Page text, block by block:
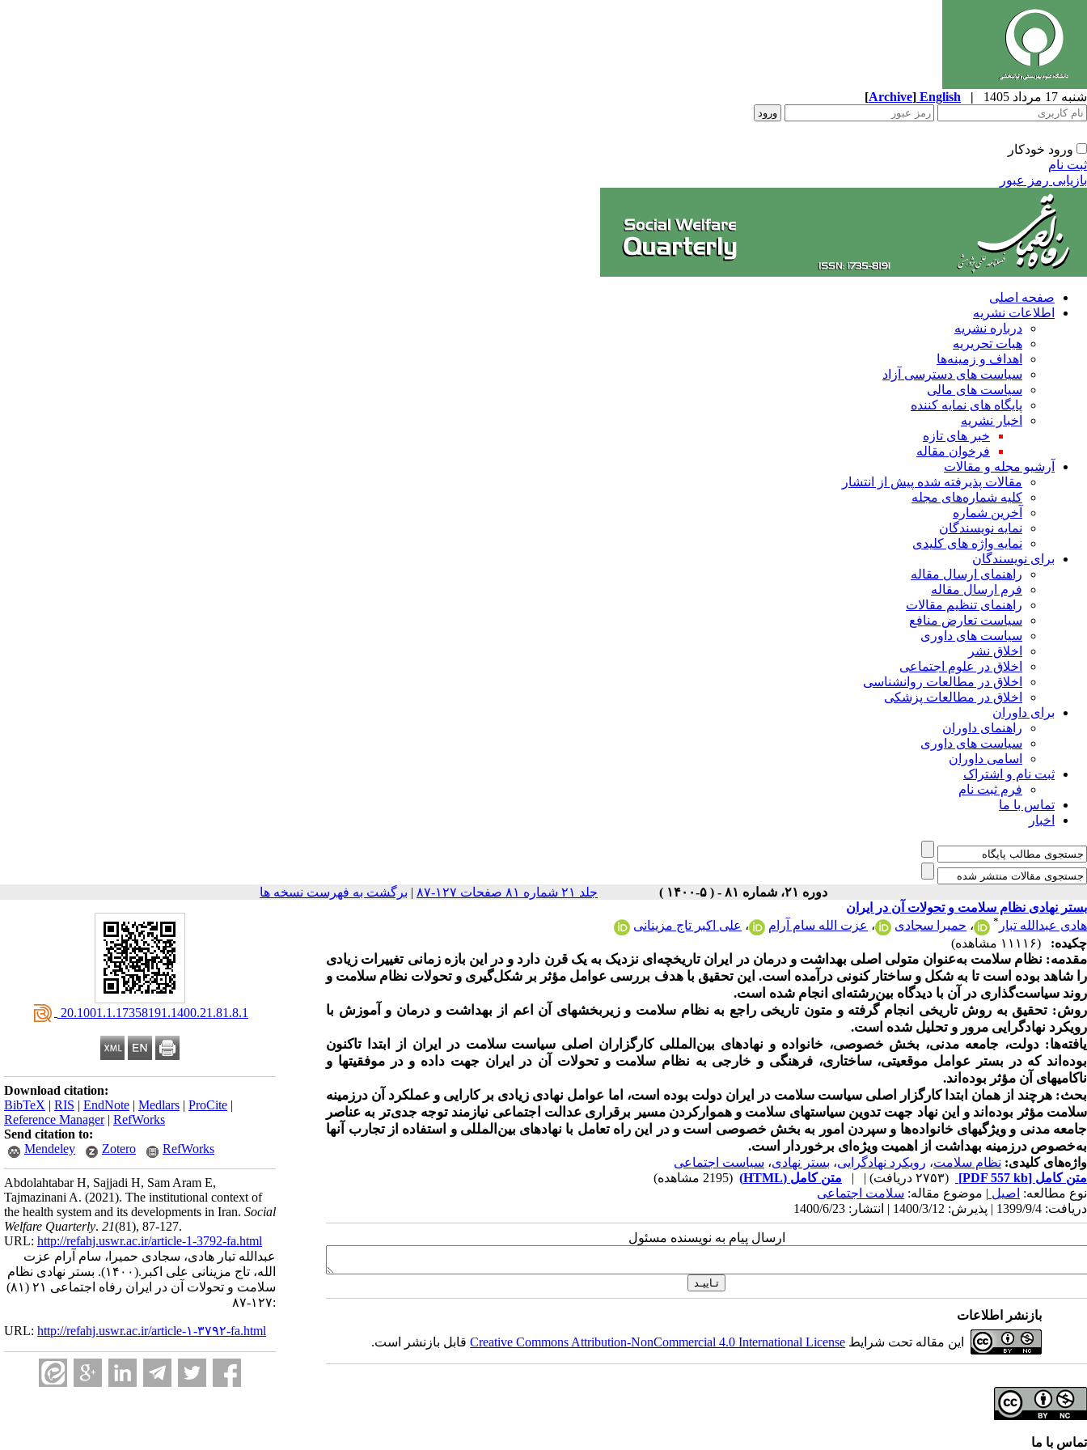
شنبه 17 مرداد 1405 |
English
[Archive]
ورود خودکار
ثبت نام
بازیابی رمز عبور
صفحه اصلی
اطلاعات نشریه
درباره نشریه
هیات تحریریه
اهداف و زمینه‌ها
سیاست های دسترسی آزاد
سیاست های مالی
پایگاه های نمایه کننده
اخبار نشریه
خبر های تازه
فرخوان مقاله
آرشیو مجله و مقالات
مقالات پذیرفته شده پیش از انتشار
کلیه شماره‌های مجله
آخرین شماره
نمایه نویسندگان
نمایه واژه های کلیدی
برای نویسندگان
راهنمای ارسال مقاله
فرم ارسال مقاله
راهنمای تنظیم مقالات
سیاست تعارض منافع
سیاست های داوری
اخلاق نشر
اخلاق در علوم اجتماعی
اخلاق در مطالعات روانشناسی
اخلاق در مطالعات پزشکی
برای داوران
راهنمای داوران
سیاست های داوری
اسامی داوران
ثبت نام و اشتراک
فرم ثبت نام
تماس با ما
اخبار
دوره ۲۱، شماره ۸۱ - ( ۵-۱۴۰۰ ) جلد ۲۱ شماره ۸۱ صفحات ۱۲۷-۸۷ | برگشت به فهرست نسخه ها
‎ 20.1001.1.17358191.1400.21.81.8.1
Download citation:
BibTeX | RIS | EndNote | Medlars | ProCite |
Reference Manager| RefWorks
Send citation to:
Mendeley
Zotero RefWorks
Abdolahtabar H, Sajjadi H, Sam Aram E,
Tajmazinani A. (2021). The institutional context of
the health system and its developments in Iran. Social
Welfare Quarterly. 21(81), 87-127.
URL: http://refahj.uswr.ac.ir/article-1-3792-fa.html
عبدالله تبار هادی، سجادی حمیرا، سام آرام عزت
الله، تاج مزینانی علی اکبر.(۱۴۰۰).
بستر نهادی نظام
سلامت و تحولات آن در ایران رفاه اجتماعی ۲۱ (۸۱)
:۱۲۷-۸۷
URL: http://refahj.uswr.ac.ir/article-۱-۳۷۹۲-fa.html
بستر نهادی نظام سلامت و تحولات آن در ایران
هادی عبدالله تبار * ، حمیرا سجادی ، عزت الله سام آرام ، علی اکبر تاج مزینانی
چکیده:
(۱۱۱۱۶ مشاهده)
مقد‌‌‌‌مه: نظام سلامت به‌عنوان متولی اصلی بهداشت و درمان در ایران تاریخچه‌ای نزدیک به یک قرن دارد و در این بازه زمانی تغییرات زیادی
را شاهد بوده است تا به شکل و ساختار کنونی درآمده است. این تحقیق با هدف بررسی عوامل مؤثر بر شکل‌گیری و تحولات نظام سلامت و
روند سیاست‌گذاری در آن با دیدگاه بین‌رشته‌ای انجام شده است.
روش: تحقیق به روش تاریخی انجام گرفته و متون تاریخی راجع به نظام سلامت و زیربخشهای آن اعم از بهداشت و درمان و آموزش با
رویکرد نهادگرایی مرور و تحلیل شده است.
یافته‌ها: دولت، جامعه مدنی، بخش خصوصی، خانواده و نهادهای بین‌المللی کارگزاران اصلی سیاست سلامت در ایران از ابتدا تاکنون
بوده‌اند که در بستر عوامل موقعیتی، ساختاری، فرهنگی و خارجی به نظام سلامت و تحولات آن در ایران جهت داده و در موفقیتها و
ناکامیهای آن مؤثر بوده‌اند.
بحث: هرچند از همان ابتدا کارگزار اصلی سیاست سلامت در ایران دولت بوده است، اما عوامل نهادی زیادی بر کارایی و عملکرد آن درزمینه
سلامت مؤثر بوده‌اند و این نهاد جهت تدوین سیاستهای سلامت و هموارکردن مسیر برقراری عدالت اجتماعی نیازمند توجه جدی‌تر به عناصر
جامعه مدنی و ویژگیهای خانواده‌ها و سپردن امور به بخش خصوصی است و در این راه تعامل با نهادهای بین‌المللی و استفاده از تجارب آنها
به‌خصوص درزمینه بهداشت از اهمیت ویژه‌ای برخوردار است.
واژه‌های کلیدی: نظام سلامت، رویکرد نهادگرایی، بستر نهادی، سیاست اجتماعی
متن کامل [PDF 557 kb] (۲۷۵۳ دریافت) | | متن کامل (HTML)
(2195 مشاهده)
نوع مطالعه: اصیل | موضوع مقاله: سلامت اجتماعی
دریافت: 1399/9/4 | پذیرش: 1400/3/12 | انتشار: 1400/6/23
ارسال پیام به نویسنده مسئول
بازنشر اطلاعات
این مقاله تحت شرایط Creative Commons Attribution-NonCommercial 4.0 International Licenseقابل بازنشر است.
تماس با ما